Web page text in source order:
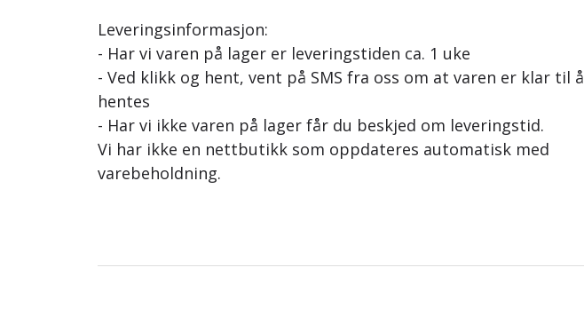
Leveringsinformasjon:
- Har vi varen på lager er leveringstiden ca. 1 uke
- Ved klikk og hent, vent på SMS fra oss om at varen er klar til å
hentes
- Har vi ikke varen på lager får du beskjed om leveringstid.
Vi har ikke en nettbutikk som oppdateres automatisk med
varebeholdning.